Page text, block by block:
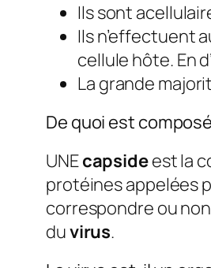
Ils sont
Ils n’effectuent
cellule hôte. En
La grande
De quoi est
UNEcapsideest la
protéines appelées
correspondre ou
duvirus.